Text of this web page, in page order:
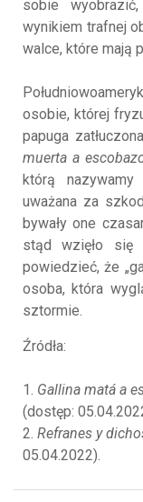
sobie
wynikiem trafnej
walce, które mają
osobie, której
papuga
muerta a
którą
uważana za
bywały one
stąd wzięło się
powiedzieć, że
osoba, która
sztormie.
Źródła:
1. Gallina matá a
(dostęp:
2. Refranes y
05.04.2022).